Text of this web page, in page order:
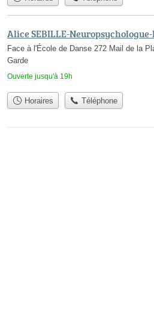
Alice SEBILLE-
Face à l'École de Danse 272 Mail de la
Garde
Ouverte jusqu'à 19h
Horaires Téléphone